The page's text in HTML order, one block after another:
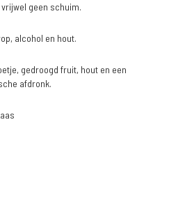
geen schuim.
alcohol en hout.
gedroogd fruit, hout en een
afdronk.